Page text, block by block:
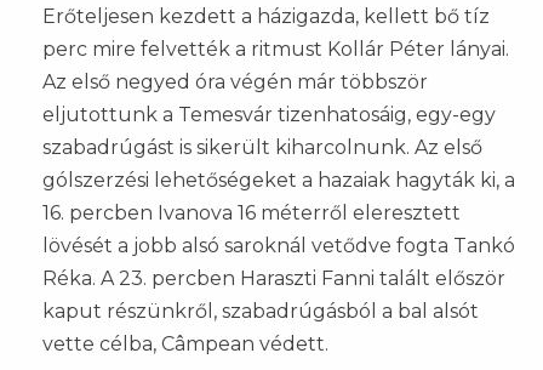
Erőteljesen kezdett a házigazda, kellett bő tíz
perc mire felvették a ritmust Kollár Péter lányai.
Az első negyed óra végén már többször
eljutottunk a Temesvár tizenhatosáig, egy-egy
szabadrúgást is sikerült kiharcolnunk. Az első
gólszerzési lehetőségeket a hazaiak hagyták ki, a
16. percben Ivanova 16 méterről eleresztett
lövését a jobb alsó saroknál vetődve fogta Tankó
Réka. A 23. percben Haraszti Fanni talált először
kaput részünkről, szabadrúgásból a bal alsót
vette célba, Câmpean védett.